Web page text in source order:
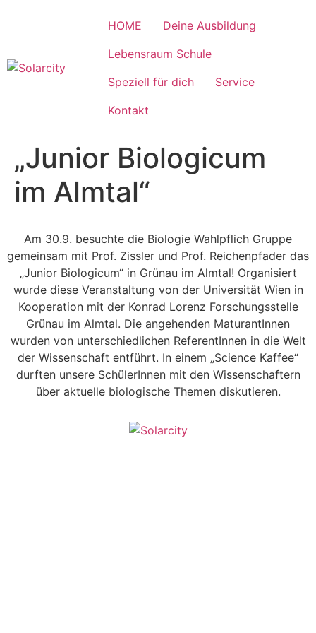
HOME
Deine Ausbildung
Lebensraum Schule
Speziell für dich
Service
Kontakt
„Junior Biologicum
im Almtal“
Am 30.9. besuchte die Biologie Wahlpflich Gruppe
gemeinsam mit Prof. Zissler und Prof. Reichenpfader das
„Junior Biologicum“ in Grünau im Almtal! Organisiert
wurde diese Veranstaltung von der Universität Wien in
Kooperation mit der Konrad Lorenz Forschungsstelle
Grünau im Almtal. Die angehenden MaturantInnen
wurden von unterschiedlichen ReferentInnen in die Welt
der Wissenschaft entführt. In einem „Science Kaffee“
durften unsere SchülerInnen mit den Wissenschaftern
über aktuelle biologische Themen diskutieren.